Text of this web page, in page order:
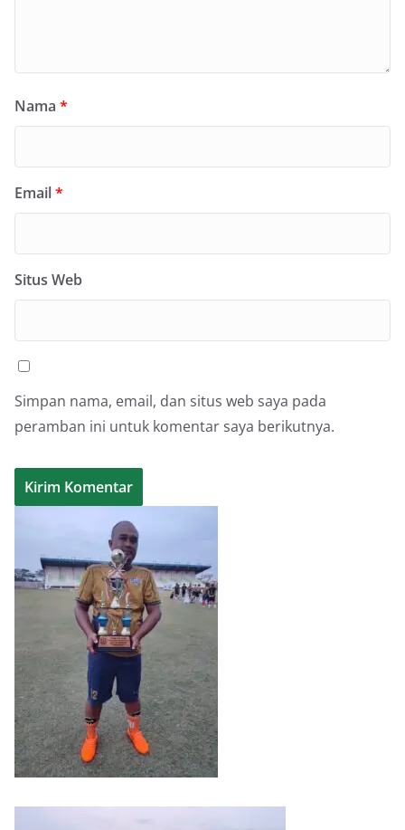
Nama *
Email*
Situs Web
Simpan nama, email, dan situs web saya pada
peramban ini untuk komentar saya berikutnya.